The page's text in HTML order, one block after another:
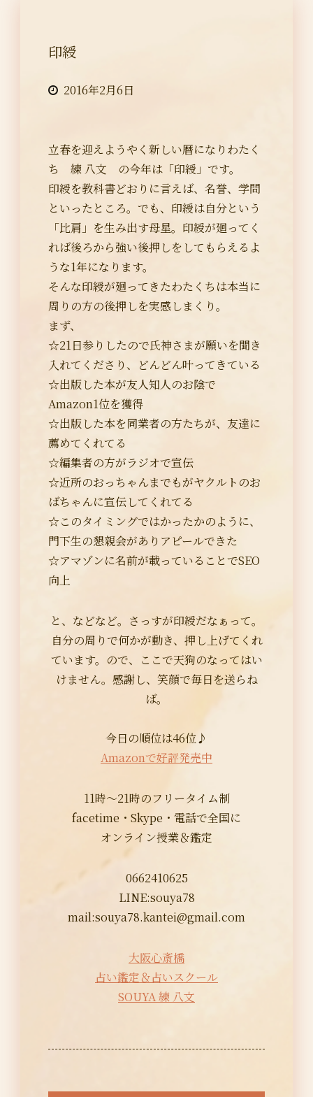
印綬
2016年2月6日
立春を迎えようやく新しい暦になりわたく
ち 練 八文 の今年は「印綬」です。
印綬を教科書どおりに言えば、名誉、学問
といったところ。でも、印綬は自分という
「比肩」を生み出す母星。印綬が廻ってく
れば後ろから強い後押しをしてもらえるよ
うな1年になります。
そんな印綬が廻ってきたわたくちは本当に
周りの方の後押しを実感しまくり。
まず、
☆21日参りしたので氏神さまが願いを聞き
入れてくださり、どんどん叶ってきている
☆出版した本が友人知人のお陰で
Amazon1位を獲得
☆出版した本を同業者の方たちが、友達に
薦めてくれてる
☆編集者の方がラジオで宣伝
☆近所のおっちゃんまでもがヤクルトのお
ばちゃんに宣伝してくれてる
☆このタイミングではかったかのように、
門下生の懇親会がありアピールできた
☆アマゾンに名前が載っていることでSEO
向上
と、などなど。さっすが印綬だなぁって。
自分の周りで何かが動き、押し上げてくれ
ています。ので、ここで天狗のなってはい
けません。感謝し、笑顔で毎日を送らね
ば。
今日の順位は46位♪
Amazonで好評発売中
11時～21時のフリータイム制
facetime・Skype・電話で全国に
オンライン授業＆鑑定
0662410625
LINE:souya78
mail:souya78.kantei@gmail.com
大阪心斎橋
占い鑑定＆占いスクール
SOUYA 練 八文